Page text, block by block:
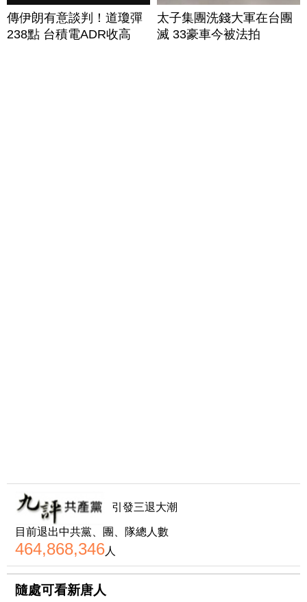
傳伊朗有意談判！道瓊彈
238點 台積電ADR收高
太子集團洗錢大軍在台團
滅 33豪車今被法拍
引發三退大潮
目前退出中共黨、團、隊總人數
464,868,346人
隨處可看新唐人